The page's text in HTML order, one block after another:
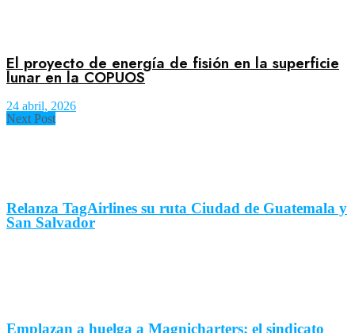
El proyecto de energía de fisión en la superficie
lunar en la COPUOS
24 abril, 2026
Next Post
Relanza TagAirlines su ruta Ciudad de Guatemala y
San Salvador
Emplazan a huelga a Magnicharters; el sindicato